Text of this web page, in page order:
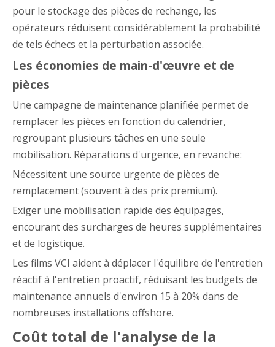
pour le stockage des pièces de rechange, les
opérateurs réduisent considérablement la probabilité
de tels échecs et la perturbation associée.
Les économies de main-d'œuvre et de
pièces
Une campagne de maintenance planifiée permet de
remplacer les pièces en fonction du calendrier,
regroupant plusieurs tâches en une seule
mobilisation. Réparations d'urgence, en revanche:
Nécessitent une source urgente de pièces de
remplacement (souvent à des prix premium).
Exiger une mobilisation rapide des équipages,
encourant des surcharges de heures supplémentaires
et de logistique.
Les films VCI aident à déplacer l'équilibre de l'entretien
réactif à l'entretien proactif, réduisant les budgets de
maintenance annuels d'environ 15 à 20% dans de
nombreuses installations offshore.
Coût total de l'analyse de la